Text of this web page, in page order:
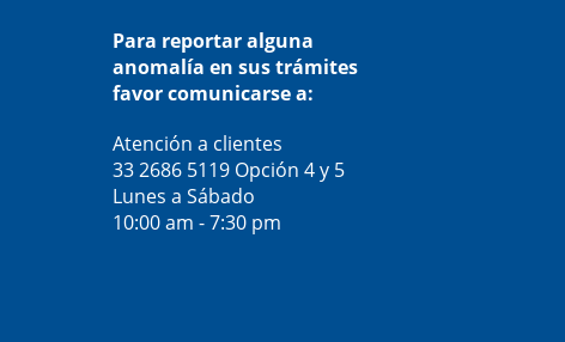
Para reportar alguna
anomalía en sus trámites
favor comunicarse a:
Atención a clientes
33 2686 5119 Opción 4 y 5
Lunes a Sábado
10:00 am - 7:30 pm